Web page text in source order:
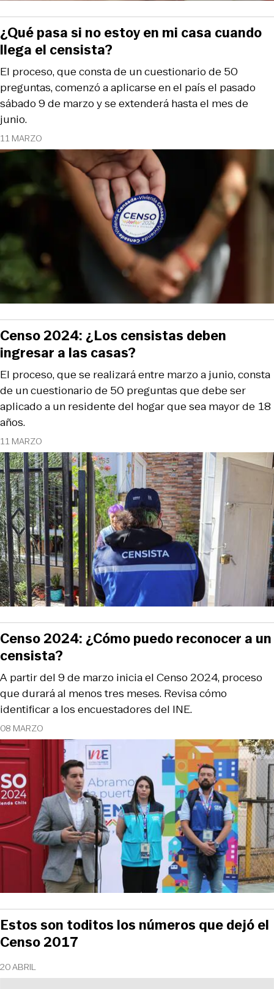
11 MARZO
El proceso, que consta de un cuestionario de 50
preguntas, comenzó a aplicarse en el país el pasado
sábado 9 de marzo y se extenderá hasta el mes de
junio.
¿Qué pasa si no estoy en mi casa cuando
llega el censista?
11 MARZO
El proceso, que se realizará entre marzo a junio, consta
de un cuestionario de 50 preguntas que debe ser
aplicado a un residente del hogar que sea mayor de 18
años.
Censo 2024: ¿Los censistas deben
ingresar a las casas?
08 MARZO
A partir del 9 de marzo inicia el Censo 2024, proceso
que durará al menos tres meses. Revisa cómo
identificar a los encuestadores del INE.
Censo 2024: ¿Cómo puedo reconocer a un
censista?
20 ABRIL
Estos son toditos los números que dejó el
Censo 2017